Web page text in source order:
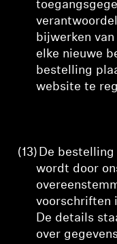
bijwerken
elke nieuwe
bestelling
website te
(13) De bestelling
wordt door
voorschriften
De details
over